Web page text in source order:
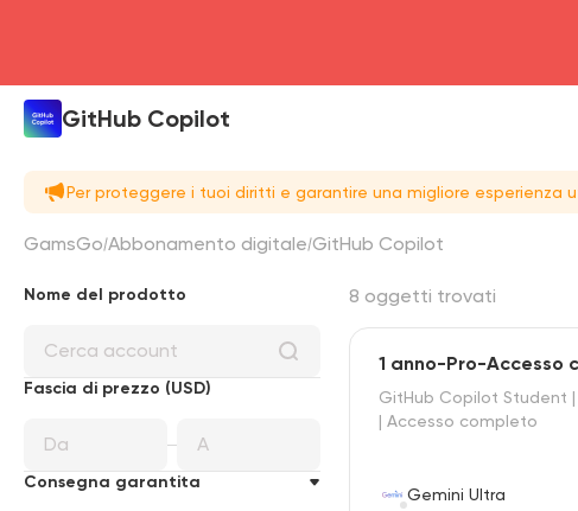
GitHub Copilot
Per proteggere i tuoi diritti e garantire una migliore
GamsGo Abbonamento digitale GitHub Copilot
Nome del prodotto
Fascia di prezzo (USD)
Consegna garantita
8 oggetti trovati
1 anno-Pro-Accesso
GitHub Copilot Student |
| Accesso completo
Gemini Ultra